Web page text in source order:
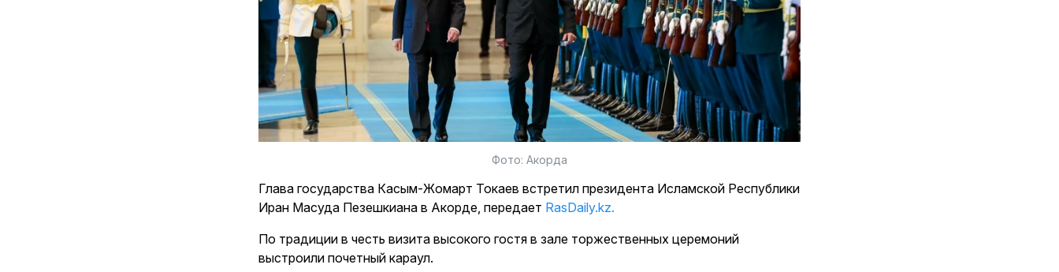
Фото: Акорда
Глава государства Касым-Жомарт Токаев встретил президента Исламской Республики
Иран Масуда Пезешкиана в Акорде, передает RasDaily.kz.
По традиции в честь визита высокого гостя в зале торжественных церемоний
выстроили почетный караул.